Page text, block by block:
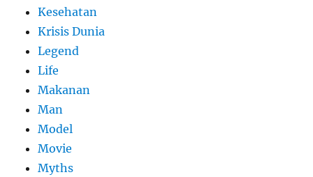
Kesehatan
Krisis Dunia
Legend
Life
Makanan
Man
Model
Movie
Myths